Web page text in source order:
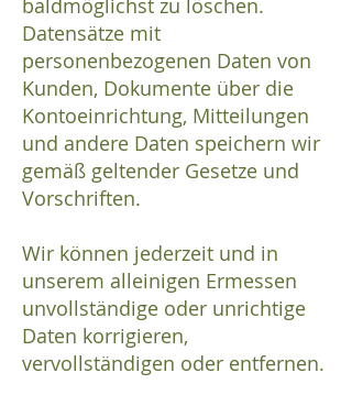
baldmöglichst zu löschen.
Datensätze mit
personenbezogenen Daten von
Kunden, Dokumente über die
Kontoeinrichtung, Mitteilungen
und andere Daten speichern wir
gemäß geltender Gesetze und
Vorschriften.
Wir können jederzeit und in
unserem alleinigen Ermessen
unvollständige oder unrichtige
Daten korrigieren,
vervollständigen oder entfernen.